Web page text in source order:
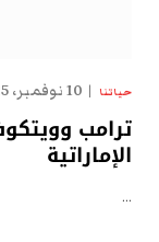
حياتنا 10 نوفمبر، 2025
ترامب
الإماراتية
…